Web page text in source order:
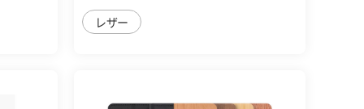
レザー